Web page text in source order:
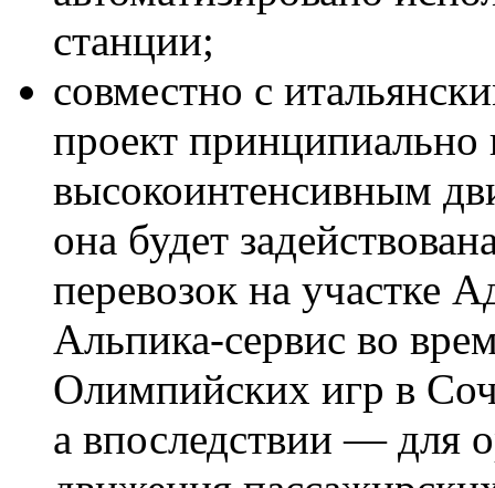
станции;
совместно с
проект
высокоинтенсивным
она будет
перевозок на
Альпика-сервис во
Олимпийских игр в
а впоследствии — для